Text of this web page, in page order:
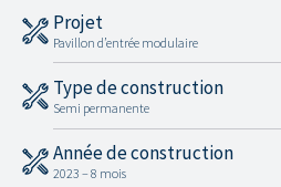
Projet
Pavillon d’entrée modulaire
Type de construction
Semi permanente
Année de construction
2023 – 8 mois